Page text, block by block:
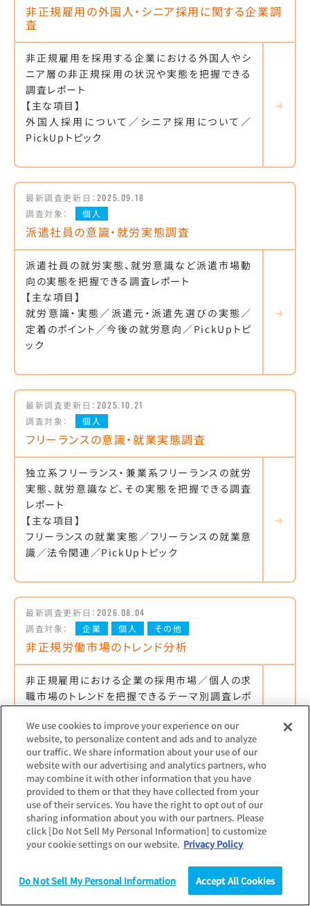
統計（データ） コラム
非正規雇用の外国人・シニア採用に関する企業調
査
非正規雇用を採用する企業における外国人やシ
ニア層の非正規採用の状況や実態を把握できる
調査レポート
【主な項目】
外国人採用について／シニア採用について／
PickUpトピック
最新調査更新日： 2025.09.18
調査対象：
個人
派遣社員の意識・就労実態調査
派遣社員の就労実態、就労意識など派遣市場動
向の実態を把握できる調査レポート
【主な項目】
就労意識・実態／派遣元・派遣先選びの実態／
定着のポイント／今後の就労意向／PickUpトピ
ック
最新調査更新日： 2025.10.21
調査対象：
個人
フリーランスの意識・就業実態調査
独立系フリーランス・兼業系フリーランスの就労
実態、就労意識など、その実態を把握できる調査
レポート
【主な項目】
フリーランスの就業実態／フリーランスの就業意
識／法令関連／PickUpトピック
最新調査更新日： 2026.08.04
調査対象：
企業 個人 その他
非正規労働市場のトレンド分析
非正規雇用における企業の採用市場／個人の求
職市場のトレンドを把握できるテーマ別調査レポ
【主な項目】
最低賃金に関する調査レポート／年収の壁に関
する調査レポートなど
最新調査更新日：2021.04.23
調査対象：
個人
在日外国人のアルバイト実態調査
日本でアルバイトをする在日外国人の就労実態
We use cookies to improve your experience on our
website, to personalize content and ads and to analyze
our traffic. We share information about your use of our
website with our advertising and analytics partners, who
may combine it with other information that you have
provided to them or that they have collected from your
use of their services. You have the right to opt out of our
sharing information about you with our partners. Please
click [Do Not Sell My Personal Information] to customize
your cookie settings on our website. Privacy Policy
Do Not Sell My Personal Information Accept All Cookies